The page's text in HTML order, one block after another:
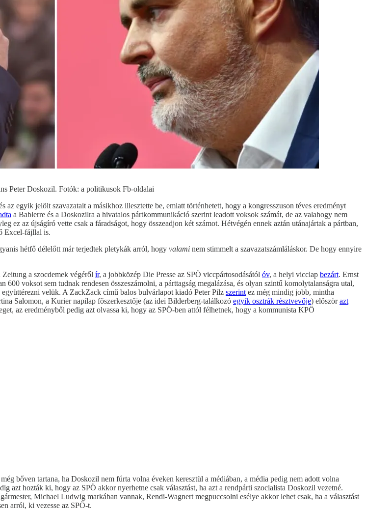
Peter Doskozil. Fotók: a politikusok Fb-oldalai
az egyik jelölt szavazatait a másikhoz illesztette be, emiatt történhetett, hogy a kongresszuson téves eredményt
a Bablerre és a Doskozilra a hivatalos pártkommunikáció szerint leadott voksok számát, de az valahogy nem
ez az újságíró vette csak a fáradságot, hogy összeadjon két számot. Hétvégén ennek aztán utánajártak a pártban,
Excel-fájllal is.
hétfő délelőtt már terjedtek pletykák arról, hogy valami nem stimmelt a szavazatszámláláskor. De hogy ennyire
Zeitung a szocdemek végéről ír, a jobbközép Die Presse az SPÖ viccpártosodásától óv, a helyi vicclap bezárt. Ernst
600 voksot sem tudnak rendesen összeszámolni, a párttagság megalázása, és olyan szintű komolytalanságra utal,
velük. A ZackZack című balos bulvárlapot kiadó Peter Pilz szerint ez még mindig jobb, mintha
Salomon, a Kurier napilap főszerkesztője (az idei Bilderberg-találkozó egyik osztrák résztvevője) előszörazt
az eredményből pedig azt olvassa ki, hogy az SPÖ-ben attól félhetnek, hogy a kommunista KPÖ
bőven tartana, ha Doskozil nem fúrta volna éveken keresztül a médiában, a média pedig nem adott volna
azt hozták ki, hogy az SPÖ akkor nyerhetne csak választást, ha azt a rendpárti szocialista Doskozil vezetné.
Michael Ludwig markában vannak, Rendi-Wagnert megpuccsolni esélye akkor lehet csak, ha a választást
arról, ki vezesse az SPÖ-t.